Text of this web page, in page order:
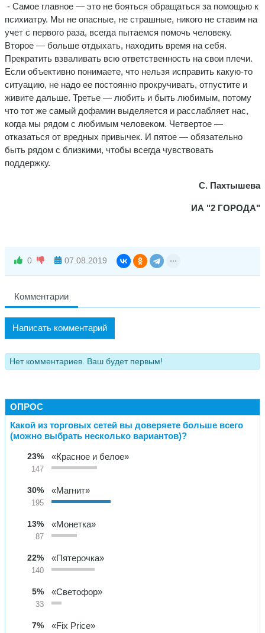
- Самое главное — это не бояться обращаться за помощью к
психиатру. Мы не опасные, не страшные, никого не ставим на
учет с первого раза, всегда пытаемся помочь человеку.
Второе — больше отдыхать, находить время на себя.
Прекратить взваливать всю ответственность на свои плечи.
Если объективно понимаете, что нельзя исправить какую-то
ситуацию, не надо ее постоянно прокручивать, отпустите и
живите дальше. Третье — любить и быть любимым, потому
что тот же самый дофамин выделяется и расслабляет нас,
когда мы рядом с любимым человеком. Четвертое —
отказаться от вредных привычек. И пятое — обязательно
быть рядом с близкими, чтобы всегда чувствовать
поддержку.
С. Пахтышева
ИА "2 ГОРОДА"
0 07.08.2019
Комментарии
Написать комментарий
Нет комментариев. Ваш будет первым!
ОПРОС
Какой из торговых сетей вы доверяете больше всего
(можно выбрать несколько вариантов)?
23%
147
«Красное и белое»
30%
195
«Магнит»
13%
87
«Монетка»
22%
140
«Пятерочка»
5%
33
«Светофор»
7% «Fix Price»